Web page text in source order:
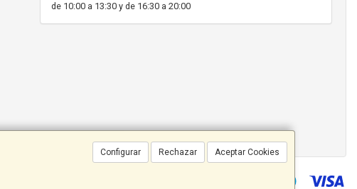
Configurar Rechazar Aceptar Cookies
de 10:00 a 13:30 y de 16:30 a 20:00